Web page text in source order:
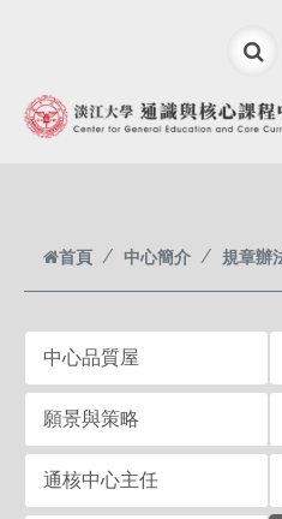
首頁 中心簡介 規章辦
中心品質屋
願景與策略
通核中心主任